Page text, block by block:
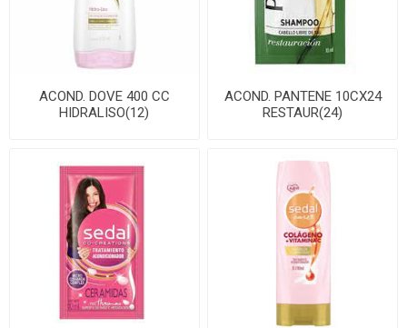
ACOND. DOVE 400 CC
HIDRALISO(12)
ACOND. PANTENE 10CX24
RESTAUR(24)